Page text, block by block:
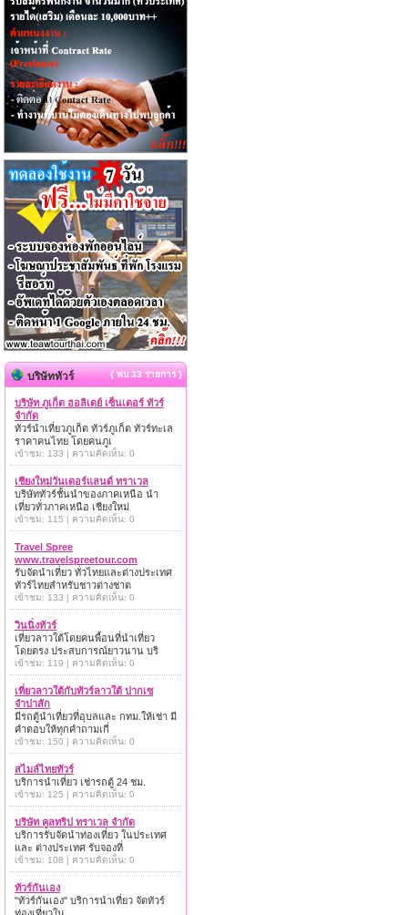
บริษัททัวร์ { พบ 33 รายการ }
บริษัท ภูเก็ต ฮอลิเดย์ เซ็นเตอร์ ทัวร์
จำกัด
ทัวร์นำเที่ยวภูเก็ต ทัวร์ภูเก็ต ทัวร์ทะเล
ราคาคนไทย โดยคนภูเ
เข้าชม: 133 | ความคิดเห็น: 0
เชียงใหม่วันเดอร์แลนด์ ทราเวล
บริษัททัวร์ชั้นนำของภาคเหนือ นำ
เที่ยวทั่วภาคเหนือ เชียงใหม่
เข้าชม: 115 | ความคิดเห็น: 0
Travel Spree
www.travelspreetour.com
รับจัดนำเที่ยว ทั่วไทยและต่างประเทศ
ทัวร์ไทยสำหรับชาวต่างชาต
เข้าชม: 133 | ความคิดเห็น: 0
วินนิ่งทัวร์
เที่ยวลาวใต้โดยคนพื้อนที่นำเที่ยว
โดยตรง ประสบการณ์ยาวนาน บริ
เข้าชม: 119 | ความคิดเห็น: 0
เที่ยวลาวใต้กับทัวร์ลาวใต้ ปากเซ
จำปาสัก
มีรถตู้นำเที่ยวที่อุบลและ กทม.ให้เช่า มี
คำตอบให้ทุกคำถามเกี่
เข้าชม: 150 | ความคิดเห็น: 0
สไมล์ไทยทัวร์
บริการนำเที่ยว เช่ารถตู้ 24 ชม.
เข้าชม: 125 | ความคิดเห็น: 0
บริษัท คูลทริป ทราเวล จำกัด
บริการรับจัดนำท่องเที่ยว ในประเทศ
และ ต่างประเทศ รับจองที่
เข้าชม: 108 | ความคิดเห็น: 0
ทัวร์กันเอง
"ทัวร์กันเอง" บริการนำเที่ยว จัดทัวร์